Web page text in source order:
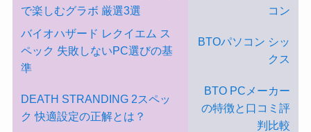
で楽しむグラボ 厳選3選
コン
バイオハザード レクイエム ス
ペック 失敗しないPC選びの基
準
BTOパソコン シッ
クス
DEATH STRANDING 2スペッ
ク 快適設定の正解とは？
BTO PCメーカー
の特徴と口コミ評
判比較